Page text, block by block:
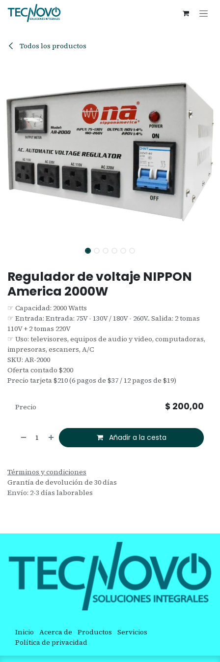
Ir al contenido
Todos los productos
Regulador de voltaje NIPPON
America 2000W
☞ Capacidad: 2000 Watts
☞ Entrada: Entrada: 75V - 130V / 180V - 260V.. Salida: 2 tomas
110V + 2 tomas 220V
☞ Uso: televisores, equipos de audio y video, computadoras,
impresoras, escaners, A/C
SKU: AR-2000
Oferta contado $200
Precio tarjeta $210 (6 pagos de $37 / 12 pagos de $19)
Añadir a la cesta
Precio $ 200,00
Términos y condiciones
Grantía de devolución de 30 días
Envío: 2-3 días laborables
Inicio Acerca de Productos Servicios
Política de privacidad